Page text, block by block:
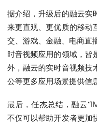
据介绍，升级后的融云实
来更直观、更优质的移动
交、游戏、金融、电商直
时音视频应用的领域，皆
外，融云的实时音视频技
公等更多应用场景提供信
最后，任杰总结，融云
不仅可以帮助开发者更加